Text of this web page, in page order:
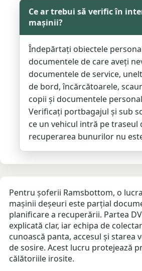
Ce ar trebui să verific în
mașinii?
Îndepărtați obiectele
documentele de care aveți
documentele de service,
de bord, încărcătoarele,
copii și documentele
Verificați portbagajul și sub
ce un vehicul intră pe traseul
recuperarea bunurilor nu
Pentru șoferii Ramsbottom, o
mașinii deșeuri este parțial
planificare a recuperării. Partea
explicată clar, iar echipa de
cunoască panta, accesul și starea
de sosire. Acest lucru protejează
călătoriile irosite.